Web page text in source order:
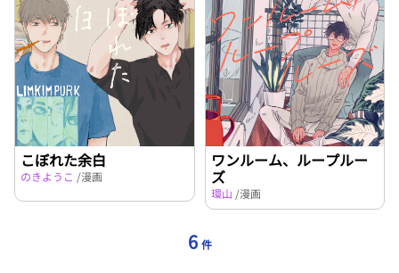
こぼれた余白
のきようこ /漫画
ワンルーム、ループルー
ズ
環山 /漫画
6 件